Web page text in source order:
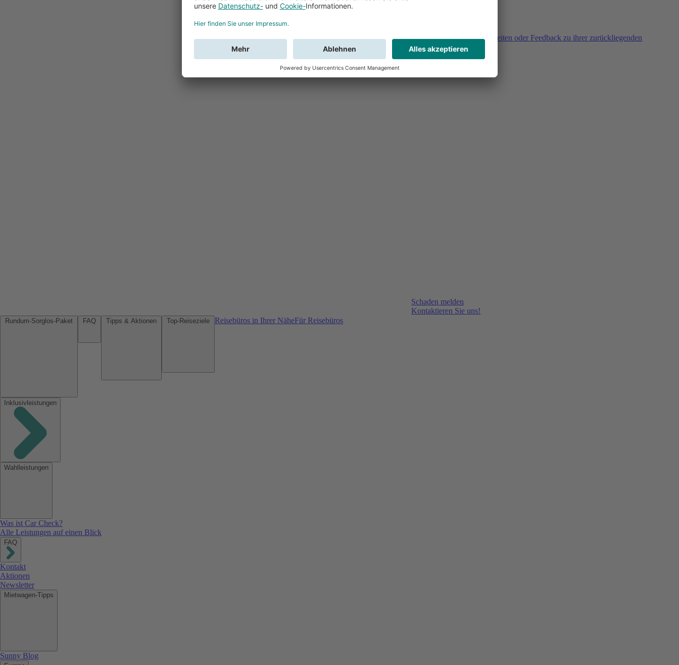
Sie haben Fragen, Unklarheiten oder Feedback zu ihrer zurückliegenden
Buchung?
Schaden melden
Kontaktieren Sie uns!
Reisebüros in Ihrer NäheFür Reisebüros
Inklusivleistungen
Wahlleistungen
Was ist Car Check?
Alle Leistungen auf einen Blick
FAQ
Kontakt
Aktionen
Newsletter
Mietwagen-Tipps
Sunny Blog